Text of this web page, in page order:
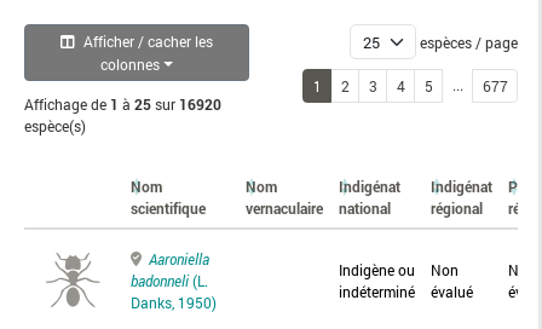
Afficher / cacher les
colonnes
Affichage de 1 à 25sur 16920
espèce(s)
espèces / page
1 2 3 4 5 ... 677
Nom
scientifique
Nom
vernaculaire
Indigénat
national
Indigénat
régional
Aaroniella
badonneli(L.
Danks, 1950)
Indigène ou
indéterminé
Non
évalué
Non